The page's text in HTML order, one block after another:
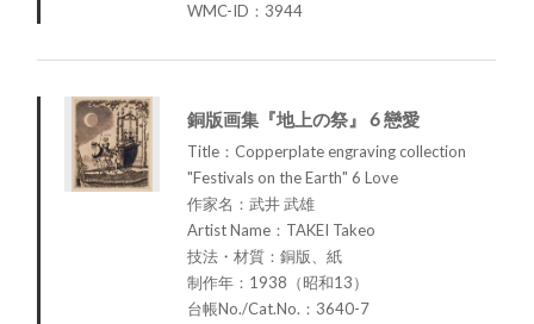
WMC-ID：3944
銅版画集『地上の祭』 6 戀愛
Title：Copperplate engraving collection
"Festivals on the Earth" 6 Love
作家名：武井 武雄
Artist Name：TAKEI Takeo
技法・材質：銅版、紙
制作年：1938（昭和13）
台帳No./Cat.No.：3640-7